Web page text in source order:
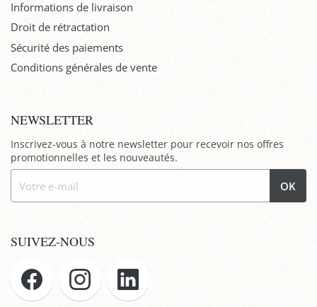
Informations de livraison
Droit de rétractation
Sécurité des paiements
Conditions générales de vente
NEWSLETTER
Inscrivez-vous à notre newsletter pour recevoir nos offres
promotionnelles et les nouveautés.
OK
SUIVEZ-NOUS